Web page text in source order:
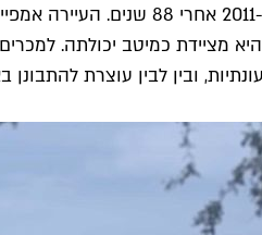
כתוביות הפתיחה מספרות על
ובין לבין עוצרת